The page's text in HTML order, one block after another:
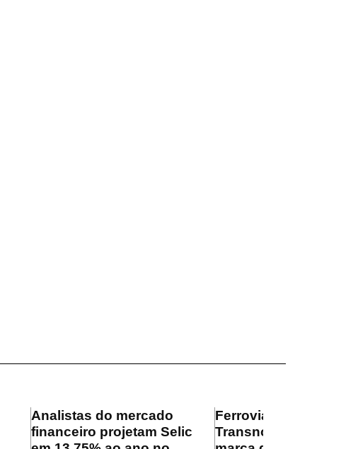
Analistas do mercado
financeiro projetam Selic
Ferrovia
Transnordestina